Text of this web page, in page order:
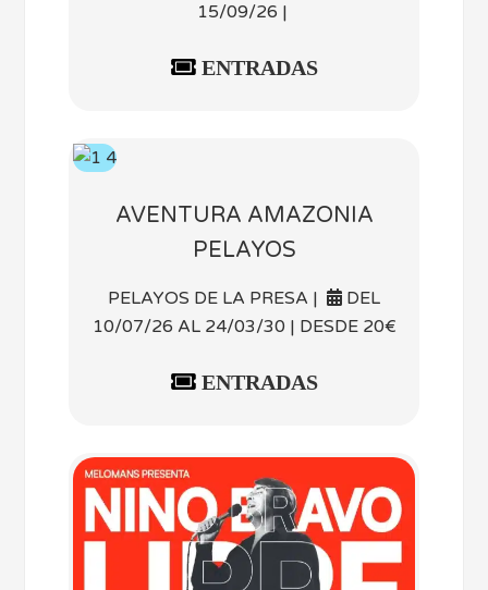
15/09/26 |
ENTRADAS
AVENTURA AMAZONIA
PELAYOS
PELAYOS DE LA PRESA |
DEL
10/07/26 AL 24/03/30 | DESDE 20€
ENTRADAS